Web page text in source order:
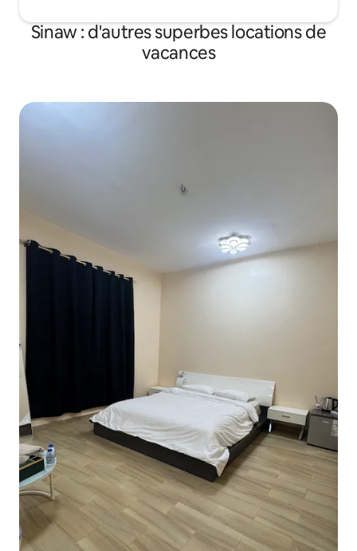
Sinaw : d'autres superbes locations de
vacances